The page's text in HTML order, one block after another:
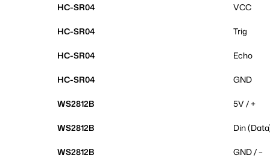
HC-SR04 VCC
HC-SR04 Trig
HC-SR04 Echo
HC-SR04 GND
WS2812B 5V / +
WS2812B Din
WS2812B GND / –